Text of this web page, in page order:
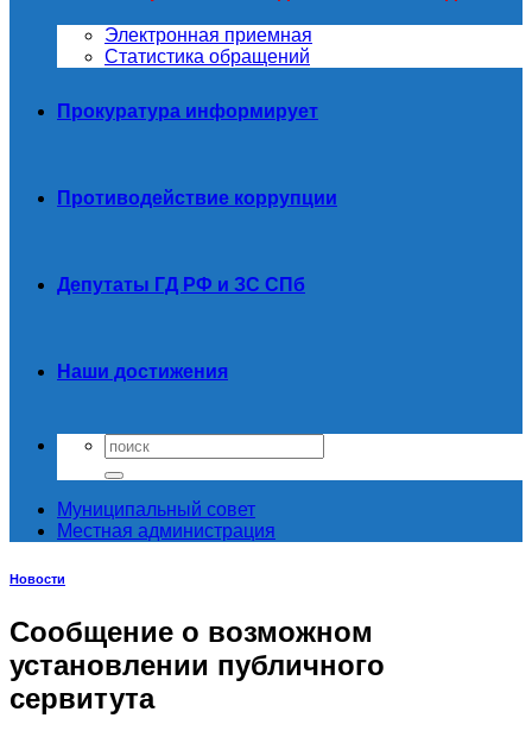
Электронная приемная
Статистика обращений
Прокуратура информирует
Противодействие коррупции
Депутаты ГД РФ и ЗС СПб
Наши достижения
Муниципальный совет
Местная администрация
Новости
Сообщение о возможном
установлении публичного
сервитута